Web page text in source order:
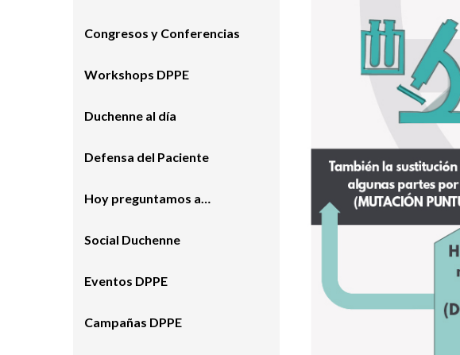
Congresos y Conferencias
Workshops DPPE
Duchenne al día
Defensa del Paciente
Hoy preguntamos a…
Social Duchenne
Eventos DPPE
Campañas DPPE